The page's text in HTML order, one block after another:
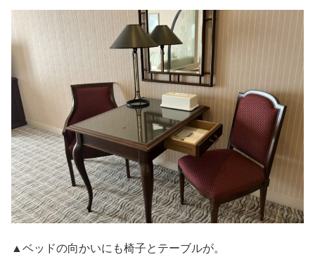
▲ベッドの向かいにも椅子とテーブルが。